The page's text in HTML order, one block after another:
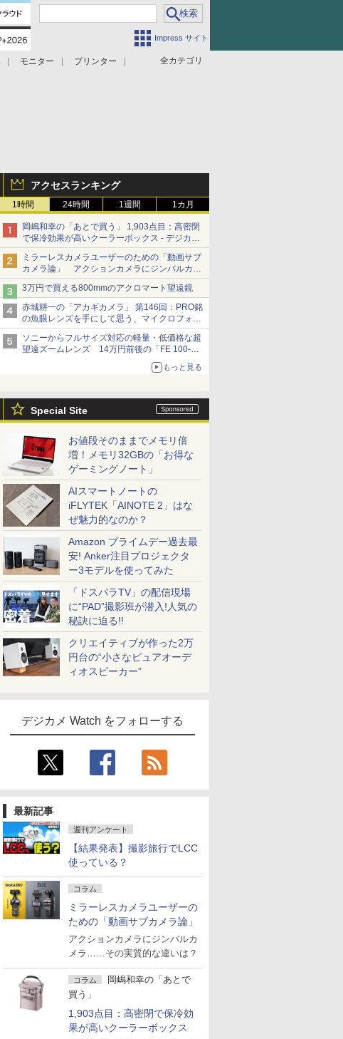
Impress サイト
全カテゴリ
モニター
プリンター
アクセスランキング
1時間 24時間 1週間 1カ月
岡嶋和幸の「あとで買う」 1,903点目：高密閉
で保冷効果が高いクーラーボックス - デジカメ
Watch
ミラーレスカメラユーザーのための「動画サブ
カメラ論」 アクションカメラにジンバルカメ
ラ……その実質的な違いは？
3万円で買える800mmのアクロマート望遠鏡
赤城耕一の「アカギカメラ」 第146回：PRO銘
の魚眼レンズを手にして思う、マイクロフォー
サーズへの期待と可能性
ソニーからフルサイズ対応の軽量・低価格な超
望遠ズームレンズ 14万円前後の「FE 100-
もっと見る
Special Site
お値段そのままでメモリ倍
増！メモリ32GBの「お得な
ゲーミングノート」
AIスマートノートの
iFLYTEK「AINOTE 2」はな
ぜ魅力的なのか？
Amazon プライムデー過去最
安! Anker注目プロジェクタ
ー3モデルを使ってみた
「ドスパラTV」の配信現場
に“PAD”撮影班が潜入!人気の
秘訣に迫る!!
クリエイティブが作った2万
円台の“小さなピュアオーデ
ィオスピーカー”
デジカメ Watch をフォローする
最新記事
週刊アンケート
【結果発表】撮影旅行でLCC
使っている？
コラム
ミラーレスカメラユーザーの
ための「動画サブカメラ論」
アクションカメラにジンバルカ
メラ……その実質的な違いは？
コラム
岡嶋和幸の「あとで
買う」
1,903点目：高密閉で保冷効
果が高いクーラーボックス